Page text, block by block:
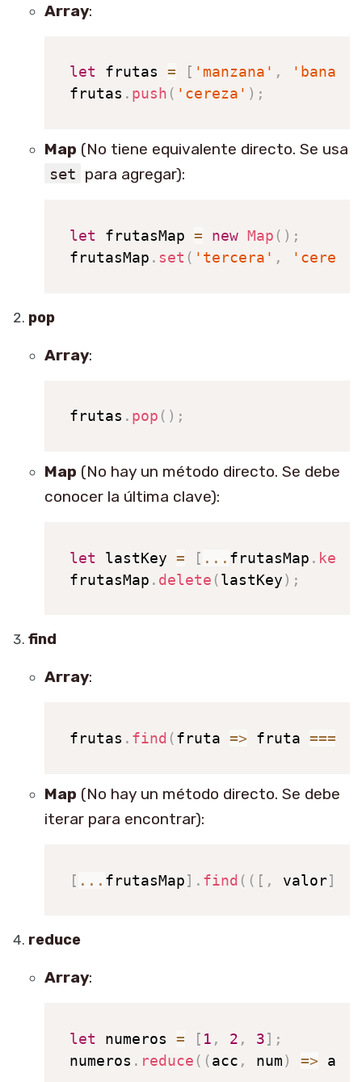
Array:
let frutas = [ 'manzana' ,
'banana'
frutas . push ( 'cereza' ) ;
Map (No tiene equivalente directo. Se usa
set para agregar):
let frutasMap = new Map ( ) ;
frutasMap . set ( 'tercera' , 'cereza'
pop
Array:
frutas . pop ( ) ;
Map (No hay un método directo. Se debe
conocer la última clave):
let lastKey = [ ... frutasMap . keys
frutasMap . delete (lastKey) ;
find
Array:
frutas . find (fruta => fruta ===
Map (No hay un método directo. Se debe
iterar para encontrar):
[ ... frutasMap] . find ( ( [ , valor]
reduce
Array:
let numeros = [ 1 , 2 , 3] ;
numeros . reduce ( (acc , num) => acc